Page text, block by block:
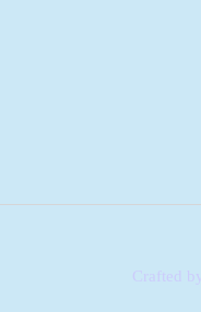
Crafted by